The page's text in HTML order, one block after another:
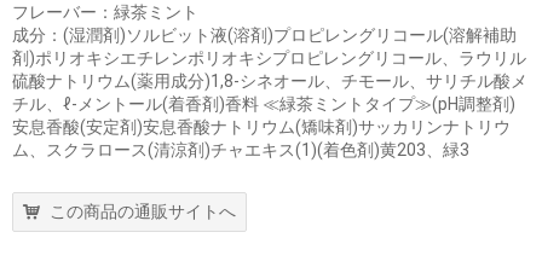
フレーバー：緑茶ミント
成分：(湿潤剤)ソルビット液(溶剤)プロピレングリコール(溶解補助
剤)ポリオキシエチレンポリオキシプロピレングリコール、ラウリル
硫酸ナトリウム(薬用成分)1,8-シネオール、チモール、サリチル酸メ
チル、ℓ-メントール(着香剤)香料 ≪緑茶ミントタイプ≫(pH調整剤)
安息香酸(安定剤)安息香酸ナトリウム(矯味剤)サッカリンナトリウ
ム、スクラロース(清涼剤)チャエキス(1)(着色剤)黄203、緑3
この商品の通販サイトへ